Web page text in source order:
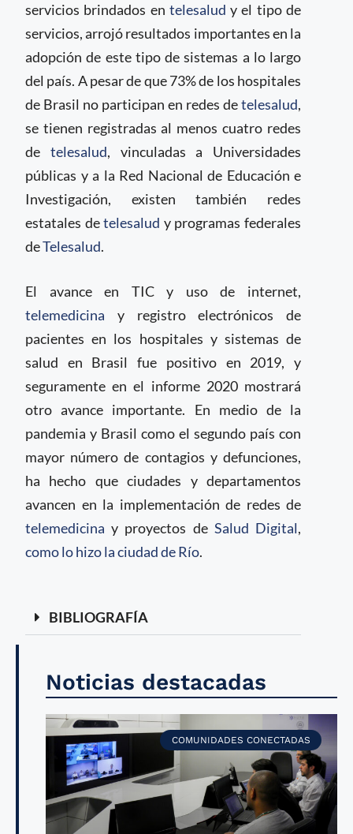
servicios brindados en telesalud y el tipo de
servicios, arrojó resultados importantes en la
adopción de este tipo de sistemas a lo largo
del país. A pesar de que 73% de los hospitales
de Brasil no participan en redes detelesalud,
se tienen registradas al menos cuatro redes
de telesalud, vinculadas a Universidades
públicas y a la Red Nacional de Educación e
Investigación, existen también redes
estatales detelesalud y programas federales
deTelesalud.
El avance en TIC y uso de internet,
telemedicina y registro electrónicos de
pacientes en los hospitales y sistemas de
salud en Brasil fue positivo en 2019, y
seguramente en el informe 2020 mostrará
otro avance importante. En medio de la
pandemia y Brasil como el segundo país con
mayor número de contagios y defunciones,
ha hecho que ciudades y departamentos
avancen en la implementación de redes de
telemedicina y proyectos de Salud Digital,
como lo hizo la ciudad de Río.
BIBLIOGRAFÍA
Noticias destacadas
COMUNIDADES CONECTADAS